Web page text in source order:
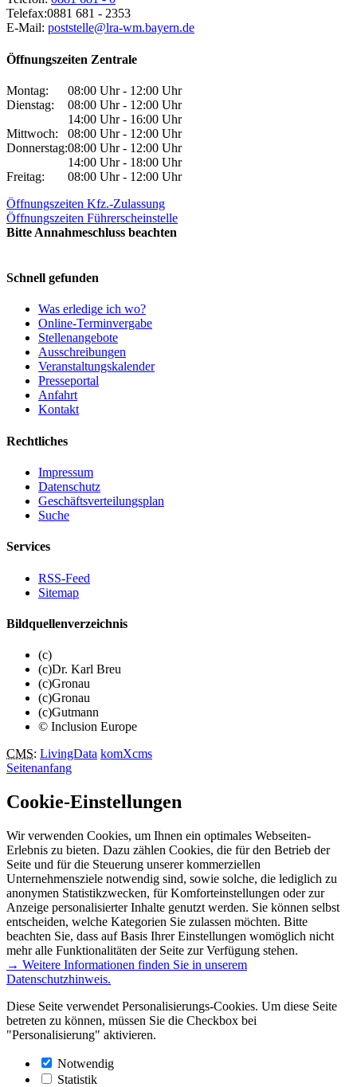
Telefax:0881 681 - 2353
E-Mail: poststelle@lra-wm.bayern.de
Öffnungszeiten Zentrale
Montag:
08:00 Uhr - 12:00 Uhr
Dienstag:
08:00 Uhr - 12:00 Uhr
14:00 Uhr - 16:00 Uhr
Mittwoch:
08:00 Uhr - 12:00 Uhr
Donnerstag:08:00 Uhr - 12:00 Uhr
14:00 Uhr - 18:00 Uhr
Freitag:
08:00 Uhr - 12:00 Uhr
Öffnungszeiten Kfz.-Zulassung
Öffnungszeiten Führerscheinstelle
Bitte Annahmeschluss beachten
Schnell gefunden
Was erledige ich wo?
Online-Terminvergabe
Stellenangebote
Ausschreibungen
Veranstaltungskalender
Presseportal
Anfahrt
Kontakt
Rechtliches
Impressum
Datenschutz
Geschäftsverteilungsplan
Suche
Services
RSS-Feed
Sitemap
Bildquellenverzeichnis
(c)
(c)Dr. Karl Breu
(c)Gronau
(c)Gronau
(c)Gutmann
© Inclusion Europe
CMS: LivingData komXcms
Seitenanfang
Cookie-Einstellungen
Wir verwenden Cookies, um Ihnen ein optimales Webseiten-
Erlebnis zu bieten. Dazu zählen Cookies, die für den Betrieb der
Seite und für die Steuerung unserer kommerziellen
Unternehmensziele notwendig sind, sowie solche, die lediglich zu
anonymen Statistikzwecken, für Komforteinstellungen oder zur
Anzeige personalisierter Inhalte genutzt werden. Sie können selbst
entscheiden, welche Kategorien Sie zulassen möchten. Bitte
beachten Sie, dass auf Basis Ihrer Einstellungen womöglich nicht
mehr alle Funktionalitäten der Seite zur Verfügung stehen.
→ Weitere Informationen finden Sie in unserem
Datenschutzhinweis.
Diese Seite verwendet Personalisierungs-Cookies. Um diese Seite
betreten zu können, müssen Sie die Checkbox bei
"Personalisierung" aktivieren.
Notwendig
Statistik